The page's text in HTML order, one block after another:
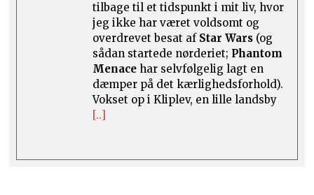
tilbage til et tidspunkt i mit liv, hvor
jeg ikke har været voldsomt og
overdrevet besat af Star Wars (og
sådan startede nørderiet; Phantom
Menace har selvfølgelig lagt en
dæmper på det kærlighedsforhold).
Vokset op i Kliplev, en lille landsby
[..]